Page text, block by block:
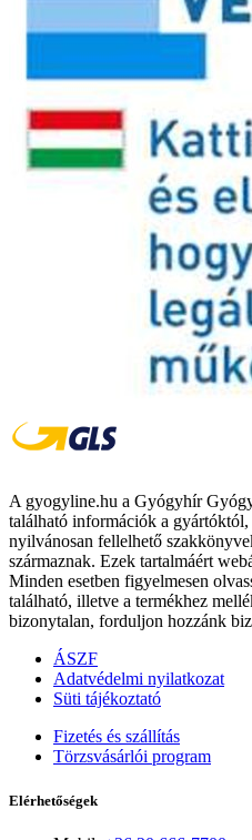
A gyogyline.hu a Gyógyhír
található információk a
nyilvánosan fellelhető
származnak. Ezek tartalmáért
Minden esetben figyelmesen
található, illetve a termékhez
bizonytalan, forduljon hozzánk
ÁSZF
Adatvédelmi nyilatkozat
Süti tájékoztató
Fizetés és szállítás
Törzsvásárlói program
Elérhetőségek